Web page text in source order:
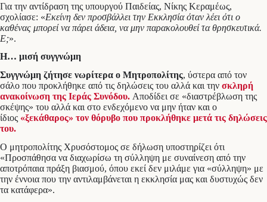
Για την αντίδραση της υπουργού Παιδείας, Νίκης Κεραμέως,
σχολίασε: «Εκείνη δεν προσβάλλει την Εκκλησία όταν λέει ότι ο
καθένας μπορεί να πάρει άδεια, να μην παρακολουθεί τα θρησκευτικά.
Ε;».
Η… μισή συγγνώμη
Συγγνώμη ζήτησε νωρίτερα ο Μητροπολίτης, ύστερα από τον
σάλο που προκλήθηκε από τις δηλώσεις του αλλά και την σκληρή
ανακοίνωση της Ιεράς Συνόδου. Αποδίδει σε «διαστρέβλωση της
σκέψης» του αλλά και στο ενδεχόμενο να μην ήταν και ο
ίδιος «ξεκάθαρος» τον θόρυβο που προκλήθηκε μετά τις δηλώσεις
του.
Ο μητροπολίτης Χρυσόστομος σε δήλωση υποστηρίζει ότι
«Προσπάθησα να διαχωρίσω τη σύλληψη με συναίνεση από την
αποτρόπαια πράξη βιασμού, όπου εκεί δεν μιλάμε για «σύλληψη» με
την έννοια που την αντιλαμβάνεται η εκκλησία μας και δυστυχώς δεν
τα κατάφερα».